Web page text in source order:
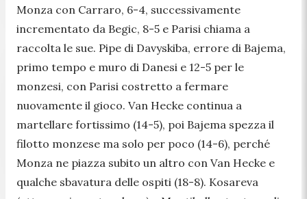
Monza con Carraro, 6-4, successivamente
incrementato da Begic, 8-5 e Parisi chiama a
raccolta le sue. Pipe di Davyskiba, errore di Bajema,
primo tempo e muro di Danesi e 12-5 per le
monzesi, con Parisi costretto a fermare
nuovamente il gioco. Van Hecke continua a
martellare fortissimo (14-5), poi Bajema spezza il
filotto monzese ma solo per poco (14-6), perché
Monza ne piazza subito un altro con Van Hecke e
qualche sbavatura delle ospiti (18-8). Kosareva